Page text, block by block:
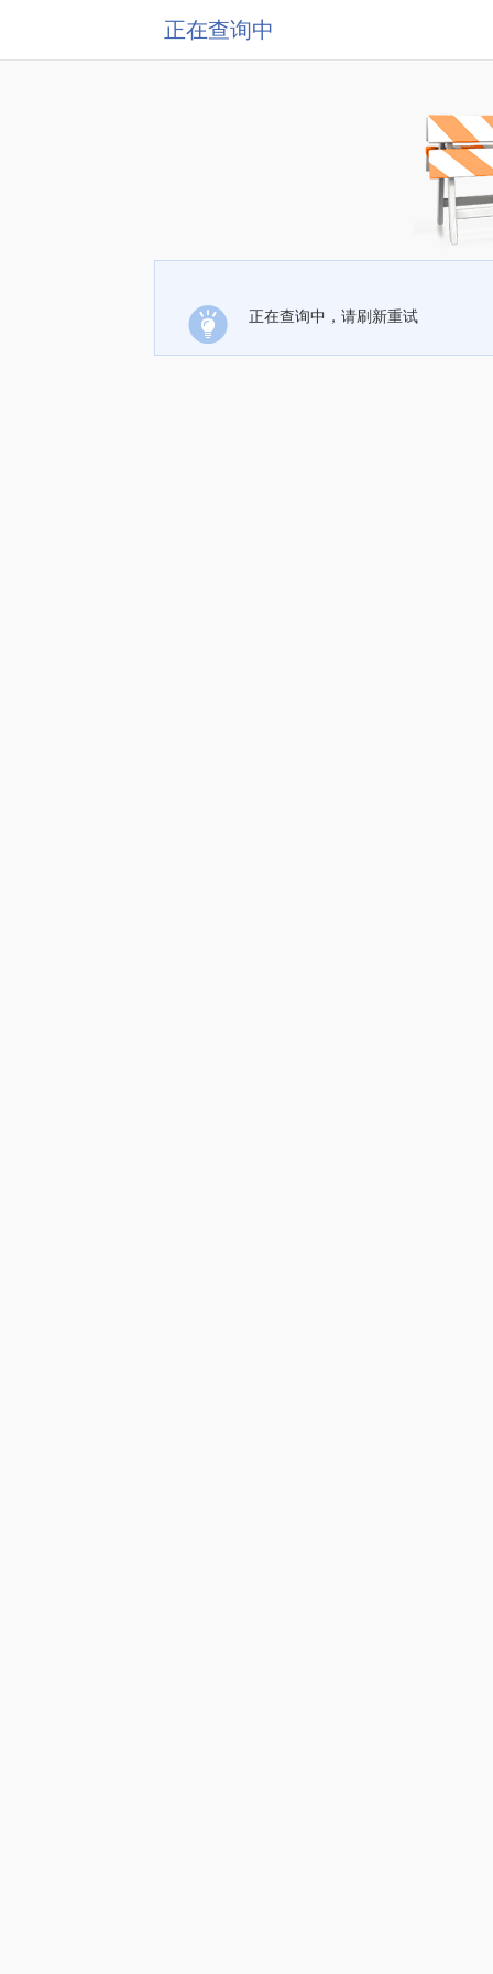
正在查询中
正在查询中，请刷新重试